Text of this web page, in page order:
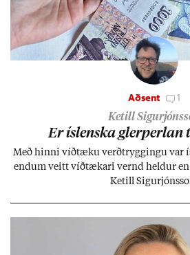
Aðsent 1
Ketill
Er ís­lenska glerperl­an
Með hinni víð­tæku verð­trygg­ingu var
end­um veitt víð­tæk­ari vernd held­ur en
Ketill